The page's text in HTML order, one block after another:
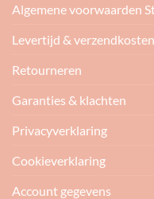
Algemene voorwaarden
Levertijd & verzendkosten
Retourneren
Garanties & klachten
Privacyverklaring
Cookieverklaring
Account gegevens